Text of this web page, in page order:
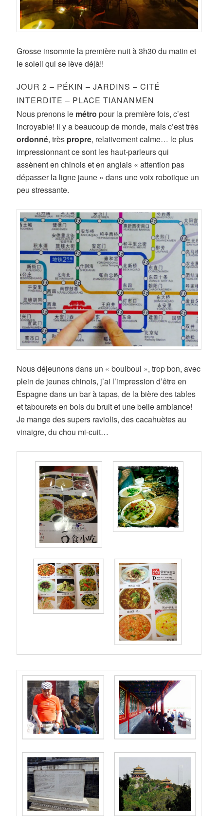
Grosse insomnie la première nuit à 3h30 du matin et
le soleil qui se lève déjà!!
JOUR 2 – PÉKIN – JARDINS – CITÉ
INTERDITE – PLACE TIANANMEN
Nous prenons le métro pour la première fois, c’est
incroyable! Il y a beaucoup de monde, mais c’est très
ordonné, très propre, relativement calme… le plus
impressionnant ce sont les haut-parleurs qui
assènent en chinois et en anglais « attention pas
dépasser la ligne jaune » dans une voix robotique un
peu stressante.
Nous déjeunons dans un « bouiboui », trop bon, avec
plein de jeunes chinois, j’ai l’impression d’être en
Espagne dans un bar à tapas, de la bière des tables
et tabourets en bois du bruit et une belle ambiance!
Je mange des supers raviolis, des cacahuètes au
vinaigre, du chou mi-cuit…